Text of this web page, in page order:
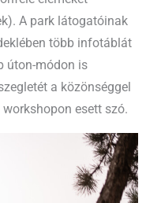
A park látogatóinak
több infotáblát
úton-módon is
a közönséggel
esett szó.